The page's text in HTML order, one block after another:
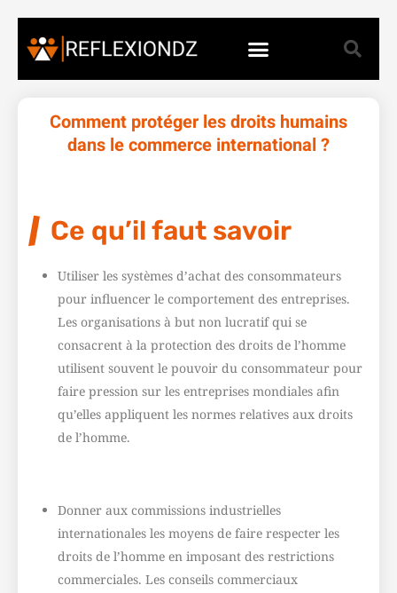
Comment protéger les droits humains
dans le commerce international ?
Ce qu’il faut savoir
Utiliser les systèmes d’achat des consommateurs
pour influencer le comportement des entreprises.
Les organisations à but non lucratif qui se
consacrent à la protection des droits de l’homme
utilisent souvent le pouvoir du consommateur pour
faire pression sur les entreprises mondiales afin
qu’elles appliquent les normes relatives aux droits
de l’homme.
Donner aux commissions industrielles
internationales les moyens de faire respecter les
droits de l’homme en imposant des restrictions
commerciales. Les conseils commerciaux